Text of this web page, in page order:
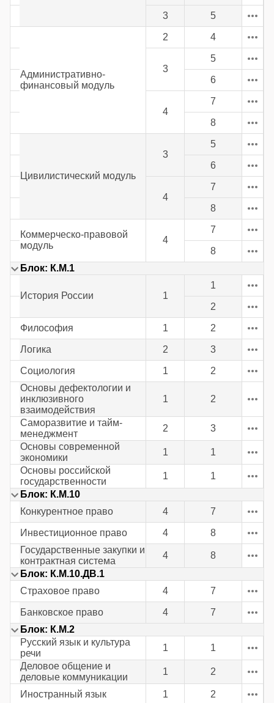
3 5
Административно-
финансовый модуль
2 4
3
5
6
4
7
8
Цивилистический модуль
3
5
6
4
7
8
Коммерческо-правовой
модуль
4
7
8
Блок: К.М.1
История России 1
1
2
Философия 1 2
Логика 2 3
Социология 1
2
Основы дефектологии и
инклюзивного
взаимодействия
1 2
Саморазвитие и тайм-
менеджмент
2
3
Основы современной
экономики
1
1
Основы российской
государственности
1
1
Блок: К.М.10
Конкурентное право
4 7
Инвестиционное право 4
8
Государственные закупки и
контрактная система
4
8
Блок: К.М.10.ДВ.1
Страховое право
4 7
Банковское право 4
7
Блок: К.М.2
Русский язык и культура
речи
1
1
Деловое общение и
деловые коммуникации
1 2
Иностранный язык 1 2